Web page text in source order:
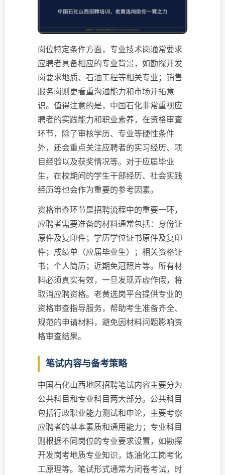
岗位特定条件方面，专业技术岗通常要求
应聘者具备相应的专业背景，如勘探开发
岗要求地质、石油工程等相关专业；销售
服务岗则更看重沟通能力和市场开拓意
识。值得注意的是，中国石化非常重视应
聘者的实践能力和职业素养，在资格审查
环节，除了审核学历、专业等硬性条件
外，还会重点关注应聘者的实习经历、项
目经验以及获奖情况等。对于应届毕业
生，在校期间的学生干部经历、社会实践
经历等也会作为重要的参考因素。
资格审查环节是招聘流程中的重要一环，
应聘者需要准备的材料通常包括：身份证
原件及复印件；学历学位证书原件及复印
件；成绩单（应届毕业生）；相关资格证
书；个人简历；近期免冠照片等。所有材
料必须真实有效，一旦发现弄虚作假，将
取消应聘资格。老黄选岗平台提供专业的
资格审查指导服务，帮助考生准备齐全、
规范的申请材料，避免因材料问题影响资
格审查结果。
笔试内容与备考策略
中国石化山西地区招聘笔试内容主要分为
公共科目和专业科目两大部分。公共科目
包括行政职业能力测试和申论，主要考察
应聘者的基本素质和通用能力；专业科目
则根据不同岗位的专业要求设置，如勘探
开发岗考地质专业知识，炼油化工岗考化
工原理等。笔试形式通常为闭卷考试，时